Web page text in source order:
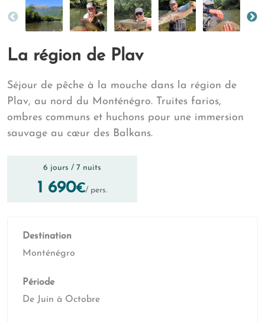
La région de Plav
Séjour de pêche à la mouche dans la région de
Plav, au nord du Monténégro. Truites farios,
ombres communs et huchons pour une immersion
sauvage au cœur des Balkans.
6 jours / 7 nuits
1 690€/ pers.
Destination
Monténégro
Période
De Juin à Octobre